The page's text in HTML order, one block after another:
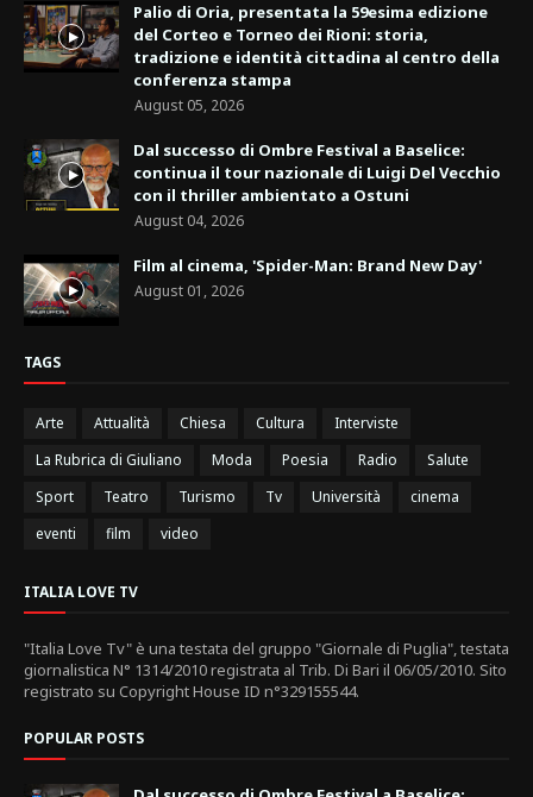
Palio di Oria, presentata la 59esima edizione
del Corteo e Torneo dei Rioni: storia,
tradizione e identità cittadina al centro della
conferenza stampa
August 05, 2026
Dal successo di Ombre Festival a Baselice:
continua il tour nazionale di Luigi Del Vecchio
con il thriller ambientato a Ostuni
August 04, 2026
Film al cinema, 'Spider-Man: Brand New Day'
August 01, 2026
TAGS
Arte Attualità Chiesa Cultura
Interviste
La Rubrica di Giuliano
Moda Poesia Radio
Salute
Sport
Teatro Turismo Tv Università
cinema
eventi
film video
ITALIA LOVE TV
"Italia Love Tv" è una testata del gruppo "Giornale di Puglia", testata
giornalistica N° 1314/2010 registrata al Trib. Di Bari il 06/05/2010. Sito
registrato su Copyright House ID n°329155544.
POPULAR POSTS